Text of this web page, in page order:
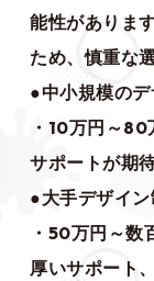
能性がありま
ため、慎重な
●中小規模の
・10万円～
サポートが期
●大手デザイ
・50万円～
厚いサポート